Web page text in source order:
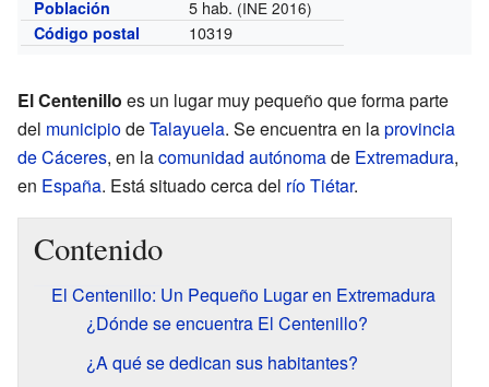
Población 5 hab. (INE 2016)
Código postal
10319
El Centenillo es un lugar muy pequeño que forma parte
del municipiodeTalayuela. Se encuentra en laprovincia
de Cáceres, en lacomunidad autónomade Extremadura,
en España. Está situado cerca del río Tiétar.
Contenido
El Centenillo: Un Pequeño Lugar en Extremadura
¿Dónde se encuentra El Centenillo?
¿A qué se dedican sus habitantes?